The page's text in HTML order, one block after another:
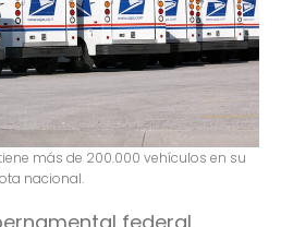
tiene más de 200.000 vehículos en su
nacional.